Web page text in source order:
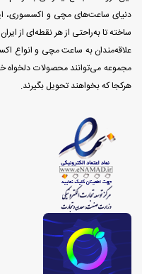
دنیای ساعت‌های مچی و اکسسوری،
ساخته تا به‌راحتی از هر نقطه‌ای از
علاقه‌مندان به ساعت مچی و انواع
مجموعه می‌توانند محصولات دلخواه
هرکجا که بخواهند تحویل بگیرند.